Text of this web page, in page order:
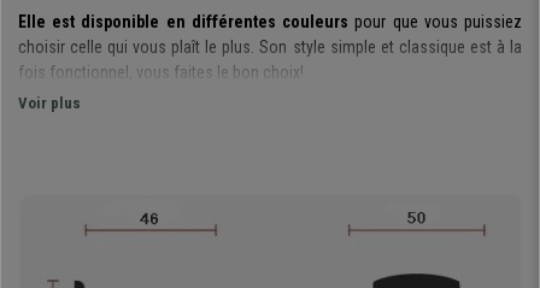
Elle est disponible en différentes couleurs pour que vous puissiez
choisir celle qui vous plaît le plus. Son style simple et classique est à la
fois fonctionnel, vous faites le bon choix!
Le dossier est constitué d’un rembourrage épais et présente une
soutien adéquat du dos. Elle est également
ajustable en profondeur
Voir plus